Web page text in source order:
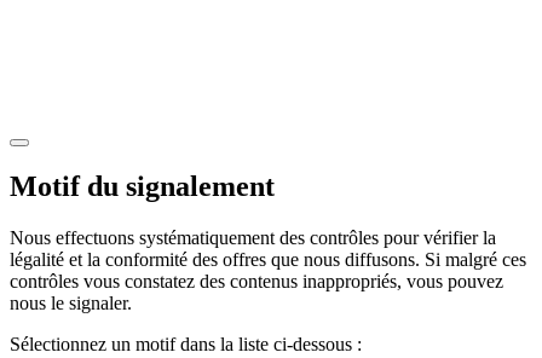
Motif du signalement
Nous effectuons systématiquement des contrôles pour vérifier la
légalité et la conformité des offres que nous diffusons. Si malgré ces
contrôles vous constatez des contenus inappropriés, vous pouvez
nous le signaler.
Sélectionnez un motif dans la liste ci-dessous :